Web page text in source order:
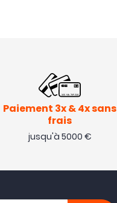
Paiement 3x & 4x sans
frais
jusqu'à 5000 €